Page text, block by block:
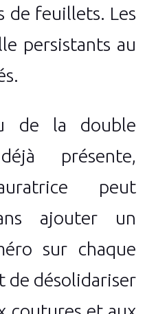
de feuillets. Les
persistants au
de la double
présente,
peut
ajouter un
sur chaque
désolidariser